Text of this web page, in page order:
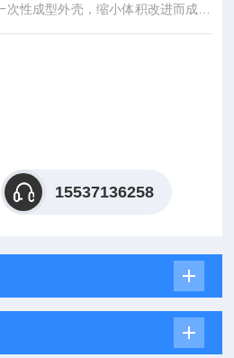
性成型外壳，缩小体积改进而成，
美观等特点，双表、双头抽气。本机
15537136258